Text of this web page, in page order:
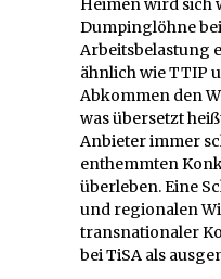
Heimen wird sich
Dumpinglöhne
Arbeitsbelastung
ähnlich wie TTIP
Abkommen den
was übersetzt
Anbieter immer
enthemmten
überleben. Eine
und regionalen
transnationaler
bei TiSA als